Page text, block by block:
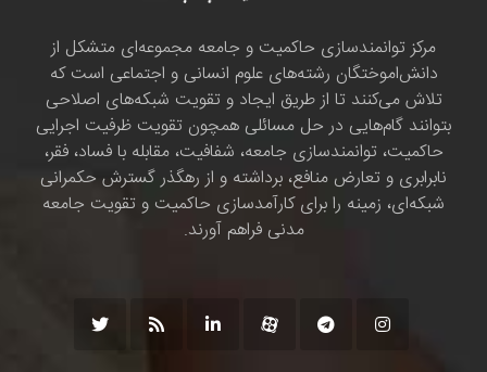
مرکز توانمندسازی حاکمیت و جامعه مجموعه‌ای متشکل از
دانش‌اموختگان رشته‌های علوم انسانی و اجتماعی است که
تلاش می‌کنند تا از طریق ایجاد و تقویت شبکه‌های اصلاحی
بتوانند گام‌هایی در حل مسائلی همچون تقویت ظرفیت اجرایی
حاکمیت، توانمندسازی جامعه، شفافیت، مقابله با فساد، فقر،
نابرابری و تعارض منافع، برداشته و از رهگذر گسترش حکمرانی
شبکه‌ای، زمینه را برای کارآمدسازی حاکمیت و تقویت جامعه
مدنی فراهم آورند.